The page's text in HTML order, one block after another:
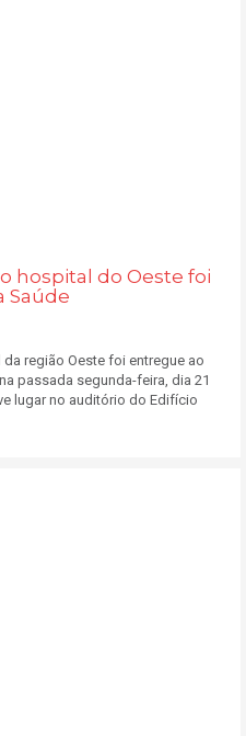
hospital do Oeste foi
Saúde
região Oeste foi entregue ao
passada segunda-feira, dia 21
lugar no auditório do Edifício